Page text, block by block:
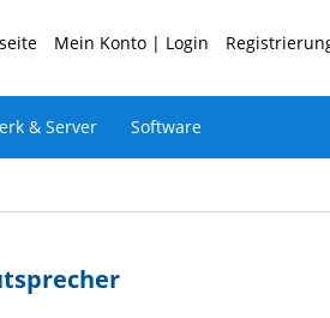
Mein Konto | Login
& Server Software